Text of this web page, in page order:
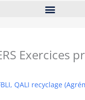
Exercices
QALI recyclage